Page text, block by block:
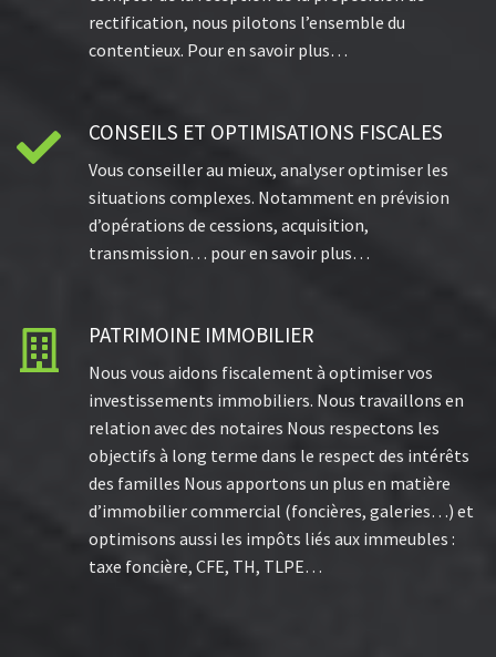
rectification, nous pilotons l’ensemble du
contentieux. Pour en savoir plus…
 CONSEILS ET OPTIMISATIONS FISCALES
Vous conseiller au mieux, analyser optimiser les
situations complexes. Notamment en prévision
d’opérations de cessions, acquisition,
transmission… pour en savoir plus…
 PATRIMOINE IMMOBILIER
Nous vous aidons fiscalement à optimiser vos
investissements immobiliers. Nous travaillons en
relation avec des notaires Nous respectons les
objectifs à long terme dans le respect des intérêts
des familles Nous apportons un plus en matière
d’immobilier commercial (foncières, galeries…) et
optimisons aussi les impôts liés aux immeubles :
taxe foncière, CFE, TH, TLPE…